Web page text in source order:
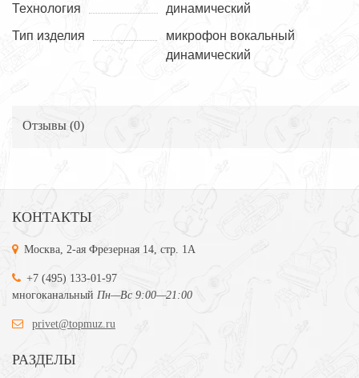
Технология
динамический
Тип изделия
микрофон вокальный
динамический
Отзывы (0)
КОНТАКТЫ
Москва, 2-ая Фрезерная 14, стр. 1А
+7 (495) 133-01-97
многоканальный Пн—Вс 9:00—21:00
privet@topmuz.ru
РАЗДЕЛЫ